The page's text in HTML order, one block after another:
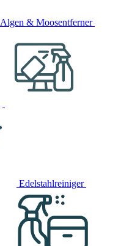
Algen & Moosentferner
Edelstahlreiniger